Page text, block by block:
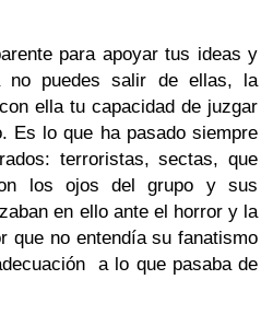
para apoyar tus ideas y
no puedes salir de ellas, la
ella tu capacidad de juzgar
Es lo que ha pasado siempre
terroristas, sectas, que
los ojos del grupo y sus
en ello ante el horror y la
que no entendía su fanatismo
a lo que pasaba de